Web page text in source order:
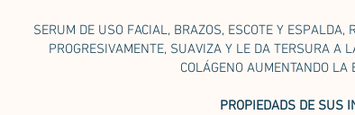
SERUM DE USO FACIAL, BRAZOS, ESCOTE Y
PROGRESIVAMENTE, SUAVIZA Y LE DA TERSURA A
COLÁGENO AUMENTANDO
PROPIEDADS DE SUS